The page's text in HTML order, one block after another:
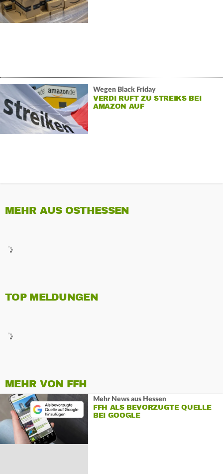
Wegen Black Friday
VERDI RUFT ZU STREIKS BEI
AMAZON AUF
MEHR AUS OSTHESSEN
TOP MELDUNGEN
MEHR VON FFH
Mehr News aus Hessen
FFH ALS BEVORZUGTE QUELLE
BEI GOOGLE